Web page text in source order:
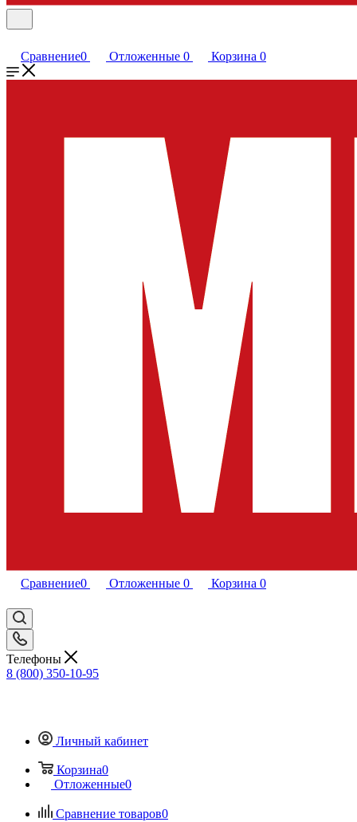
Сравнение0 Отложенные 0 Корзина 0
Сравнение0 Отложенные 0 Корзина 0
Телефоны
8 (800) 350-10-95
Личный кабинет
Корзина0
Отложенные0
Сравнение товаров0